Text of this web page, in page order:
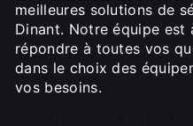
meilleures solutions de
Dinant. Notre équipe
répondre à toutes vos
dans le choix des
vos besoins.